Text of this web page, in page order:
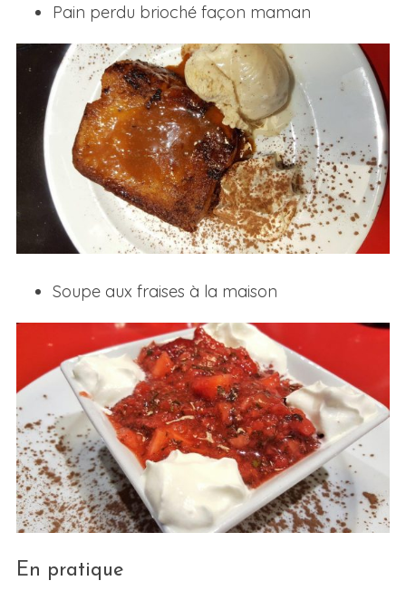
Pain perdu brioché façon maman
Soupe aux fraises à la maison
En pratique